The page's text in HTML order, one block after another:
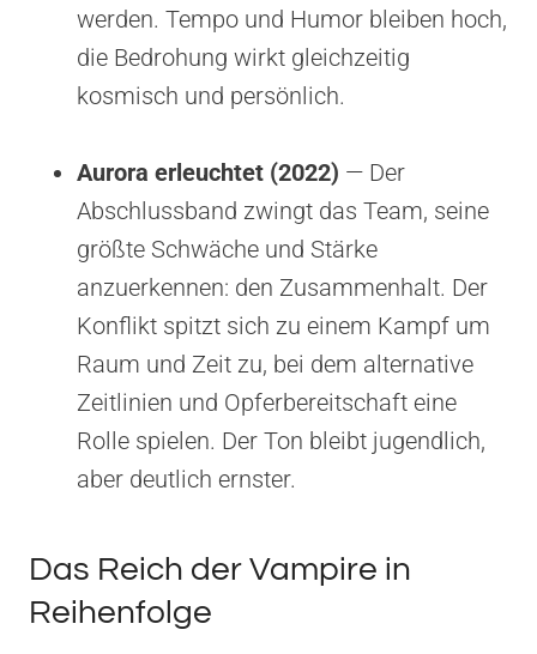
werden. Tempo und Humor bleiben hoch,
die Bedrohung wirkt gleichzeitig
kosmisch und persönlich.
Aurora erleuchtet (2022) — Der
Abschlussband zwingt das Team, seine
größte Schwäche und Stärke
anzuerkennen: den Zusammenhalt. Der
Konflikt spitzt sich zu einem Kampf um
Raum und Zeit zu, bei dem alternative
Zeitlinien und Opferbereitschaft eine
Rolle spielen. Der Ton bleibt jugendlich,
aber deutlich ernster.
Das Reich der Vampire in
Reihenfolge